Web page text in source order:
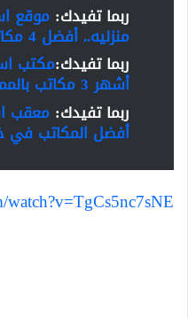
ربما تفيدك: موقع
منزليه.. أفضل 4 مكاتب استقدام
ربما تفيدك:مكتب
أشهر 3 مكاتب بالمملكة
ربما تفيدك: معقب
أفضل المكاتب في